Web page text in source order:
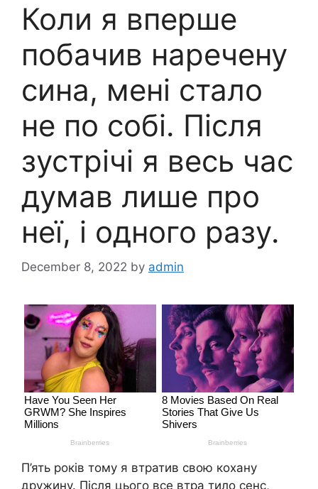
Коли я вперше
побачив наречену
сина, мені стало
не по собі. Після
зустрічі я весь час
думав лише про
неї, і одного разу.
December 8, 2022 by admin
П’ять років тому я втратив свою кохану
дружину. Після цього все втра тило сенс,